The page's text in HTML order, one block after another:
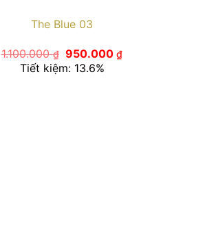
The Blue 03
1.100.000₫ Giá
gốc
là:
950.000₫Giá
Tiết kiệm: 13.6%